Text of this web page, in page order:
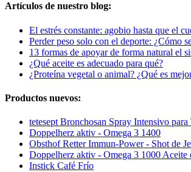
Artículos de nuestro blog:
El estrés constante: agobio hasta que el
Perder peso solo con el deporte: ¿Cómo
13 formas de apoyar de forma natural el
¿Qué aceite es adecuado para qué?
¿Proteína vegetal o animal? ¿Qué es
Productos nuevos:
tetesept Bronchosan Spray Intensivo para
Doppelherz aktiv - Omega 3 1400
Obsthof Retter Immun-Power - Shot de
Doppelherz aktiv - Omega 3 1000 Aceite
Instick Café Frío